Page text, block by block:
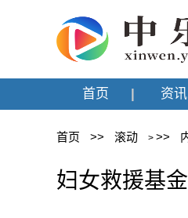
首页 资讯
首页 >> 滚动 > >>
妇女救援基